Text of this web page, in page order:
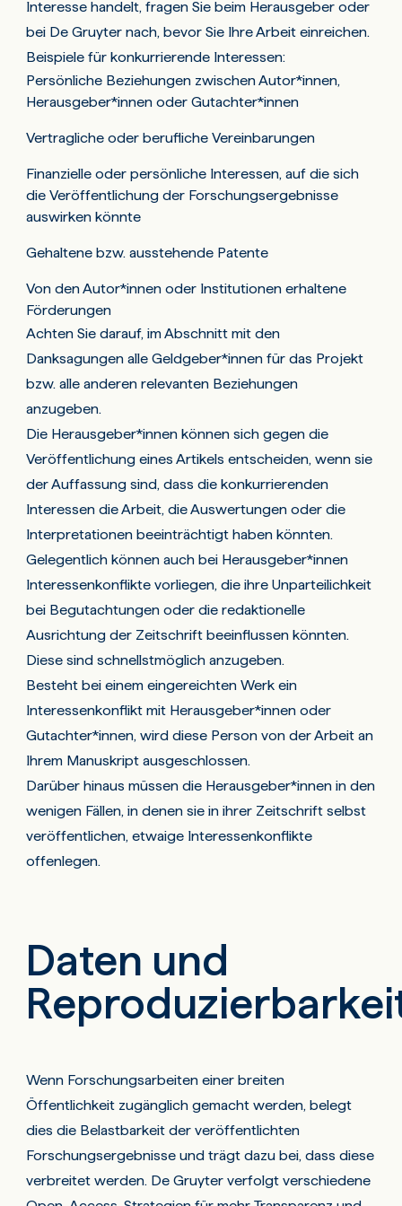
Die/der Herausgeber*in berücksichtigt einen
Einspruch pro Artikel, und die auf einen Einspruch
folgende Entscheidung ist endgültig. Die bloße
Tatsache, dass ein Einspruch eingelegt wurde, darf
jedoch keinen Einfluss auf die endgültige
sowie den Mitarbeitenden von De Gruyter. Jegliche
Beleidigung oder Angriffe auf das Personal von De
Gruyter oder die Zeitschriftenherausgeber*innen
werden nicht geduldet, weshalb Beschwerden in
solchen Fällen nicht mehr berücksichtigt werden.
Interesse handelt, fragen Sie beim Herausgeber oder
bei De Gruyter nach, bevor Sie Ihre Arbeit einreichen.
Beispiele für konkurrierende Interessen:
Persönliche Beziehungen zwischen Autor*innen,
Herausgeber*innen oder Gutachter*innen
Vertragliche oder berufliche Vereinbarungen
Finanzielle oder persönliche Interessen, auf die sich
die Veröffentlichung der Forschungsergebnisse
auswirken könnte
Gehaltene bzw. ausstehende Patente
Von den Autor*innen oder Institutionen erhaltene
Förderungen
Achten Sie darauf, im Abschnitt mit den
Danksagungen alle Geldgeber*innen für das Projekt
bzw. alle anderen relevanten Beziehungen
anzugeben.
Die Herausgeber*innen können sich gegen die
Veröffentlichung eines Artikels entscheiden, wenn sie
der Auffassung sind, dass die konkurrierenden
Interessen die Arbeit, die Auswertungen oder die
Interpretationen beeinträchtigt haben könnten.
Gelegentlich können auch bei Herausgeber*innen
Interessenkonflikte vorliegen, die ihre Unparteilichkeit
bei Begutachtungen oder die redaktionelle
Ausrichtung der Zeitschrift beeinflussen könnten.
Diese sind schnellstmöglich anzugeben.
Besteht bei einem eingereichten Werk ein
Interessenkonflikt mit Herausgeber*innen oder
Gutachter*innen, wird diese Person von der Arbeit an
Ihrem Manuskript ausgeschlossen.
Darüber hinaus müssen die Herausgeber*innen in den
wenigen Fällen, in denen sie in ihrer Zeitschrift selbst
veröffentlichen, etwaige Interessenkonflikte
offenlegen.
Daten und
Wenn Forschungsarbeiten einer breiten
Öffentlichkeit zugänglich gemacht werden, belegt
dies die Belastbarkeit der veröffentlichten
Forschungsergebnisse und trägt dazu bei, dass diese
verbreitet werden. De Gruyter verfolgt verschiedene